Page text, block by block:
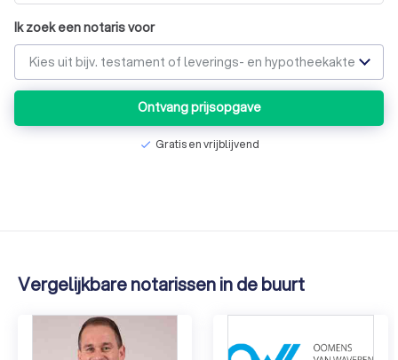
Ik zoek een notaris voor
Kies uit bijv. testament of leverings- en hypotheekakte
Ontvang prijsopgave
check Gratis en vrijblijvend
Vergelijkbare notarissen in de buurt